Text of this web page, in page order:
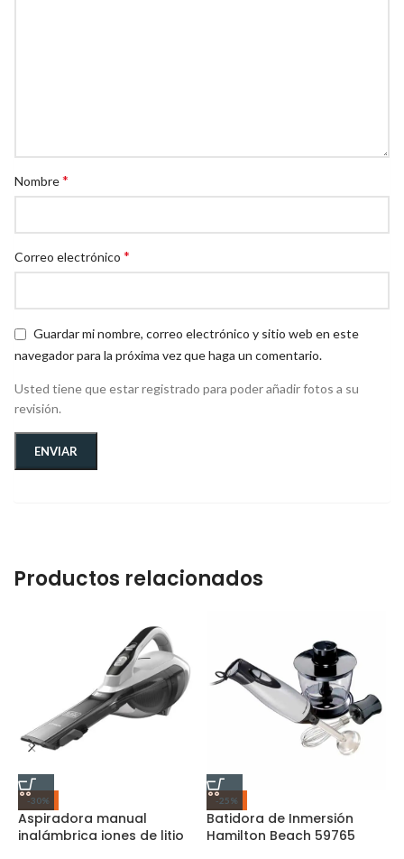
Nombre*
Correo electrónico *
Guardar mi nombre, correo electrónico y sitio web en este
navegador para la próxima vez que haga un comentario.
Usted tiene que estar registrado para poder añadir fotos a su
revisión.
Productos relacionados
-30%
Aspiradora manual
inalámbrica iones de litio
-25%
Batidora de Inmersión
Hamilton Beach 59765